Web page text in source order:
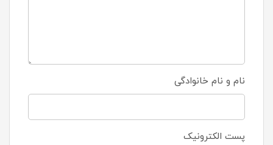
نام و نام خانوادگی
پست الکترونیک